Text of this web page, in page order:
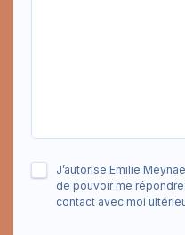
J’autorise Emilie
de pouvoir me
contact avec moi